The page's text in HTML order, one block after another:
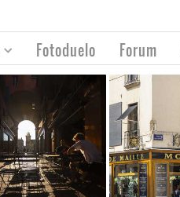
Fotoduelo Forum